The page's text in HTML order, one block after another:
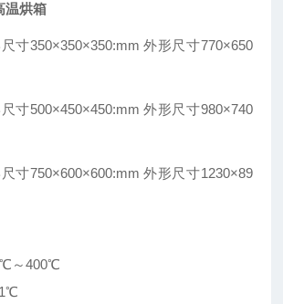
温烘箱
寸350×350×350:mm 外形尺寸770×650
寸500×450×450:mm 外形尺寸980×740
寸750×600×600:mm 外形尺寸1230×89
～400℃